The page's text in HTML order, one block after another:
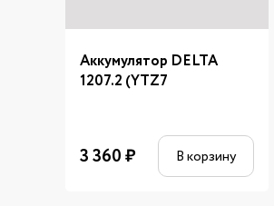
Аккумулятор DELTA
1207.2 (YTZ7
3 360₽ В корзину